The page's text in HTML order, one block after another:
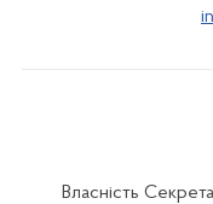
Власність